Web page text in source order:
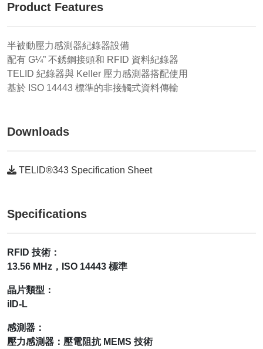
Product Features
半被動壓力感測器紀錄器設備
配有 G¼” 不銹鋼接頭和 RFID 資料紀錄器
TELID 紀錄器與 Keller 壓力感測器搭配使用
基於 ISO 14443 標準的非接觸式資料傳輸
Downloads
TELID®343 Specification Sheet
Specifications
RFID 技術：
13.56 MHz，ISO 14443 標準
晶片類型：
iID-L
感測器：
壓力感測器：壓電阻抗 MEMS 技術